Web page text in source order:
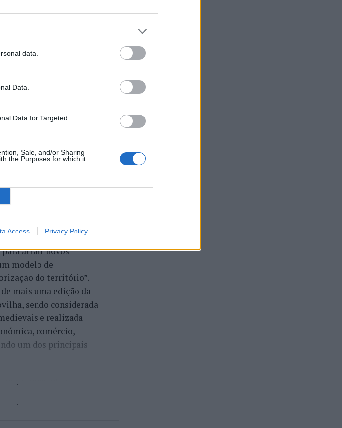
data.
Data.
Data for Targeted
Sale, and/or Sharing
the Purposes for which it
Access Privacy Policy
como
Interior, localizada
económico e
atrair novos
modelo de
do território”.
mais uma edição da
sendo considerada
e realizada
comércio,
um dos principais
representa o
no setor imobiliário. O
com a